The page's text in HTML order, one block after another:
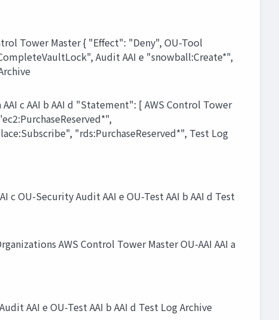
Tower Master { "Effect": "Deny", OU-Tool
Audit AAI e "snowball:Create*",
c AAI b AAI d "Statement": [ AWS Control Tower
"rds:PurchaseReserved*", Test Log
c OU-Security Audit AAI e OU-Test AAI b AAI d Test
AWS Control Tower Master OU-AAI AAI a
AAI e OU-Test AAI b AAI d Test Log Archive